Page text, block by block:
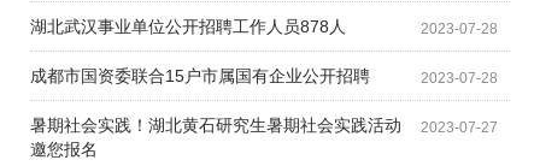
2023-07-28
湖北武汉事业单位公开招聘工作人员878人
2023-07-28
成都市国资委联合15户市属国有企业公开招聘
2023-07-27
暑期社会实践！湖北黄石研究生暑期社会实践活动
邀您报名